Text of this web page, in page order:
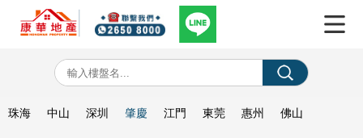
珠海 中山 深圳 肇慶 江門 東莞 惠州 佛山